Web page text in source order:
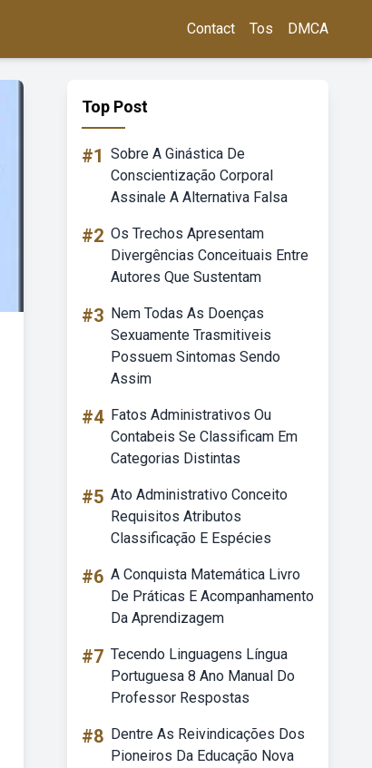
Contact Tos DMCA
Top Post
#1 Sobre A Ginástica De
Conscientização Corporal
Assinale A Alternativa Falsa
#2 Os Trechos Apresentam
Divergências Conceituais Entre
Autores Que Sustentam
#3 Nem Todas As Doenças
Sexuamente Trasmitiveis
Possuem Sintomas Sendo
Assim
#4 Fatos Administrativos Ou
Contabeis Se Classificam Em
Categorias Distintas
#5 Ato Administrativo Conceito
Requisitos Atributos
Classificação E Espécies
#6 A Conquista Matemática Livro
De Práticas E Acompanhamento
Da Aprendizagem
#7 Tecendo Linguagens Língua
Portuguesa 8 Ano Manual Do
Professor Respostas
#8 Dentre As Reivindicações Dos
Pioneiros Da Educação Nova